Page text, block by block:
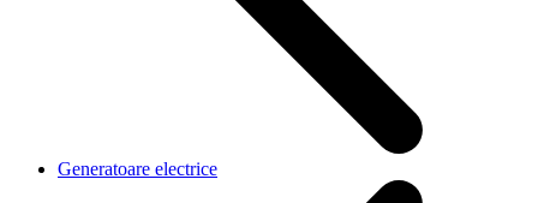
Generatoare electrice